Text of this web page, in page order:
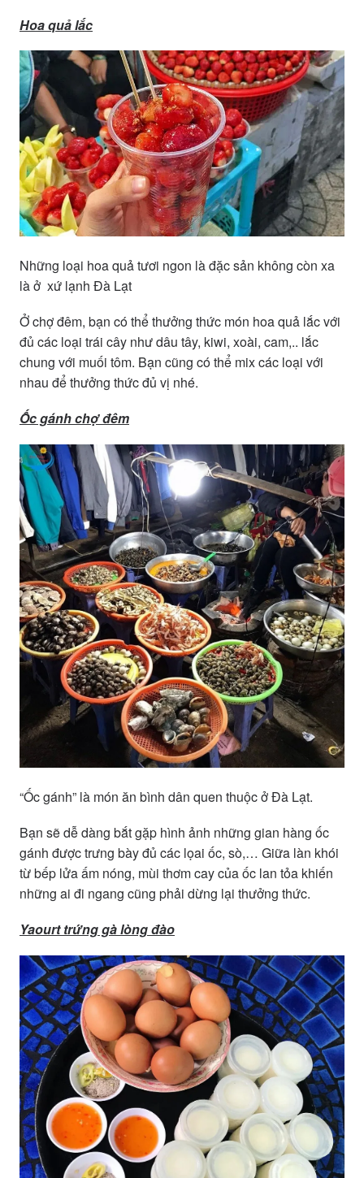
Hoa quả lắc
Những loại hoa quả tươi ngon là đặc sản không còn xa
là ở xứ lạnh Đà Lạt
Ở chợ đêm, bạn có thể thưởng thức món hoa quả lắc với
đủ các loại trái cây như dâu tây, kiwi, xoài, cam,.. lắc
chung với muối tôm. Bạn cũng có thể mix các loại với
nhau để thưởng thức đủ vị nhé.
Ốc gánh chợ đêm
“Ốc gánh” là món ăn bình dân quen thuộc ở Đà Lạt.
Bạn sẽ dễ dàng bắt gặp hình ảnh những gian hàng ốc
gánh được trưng bày đủ các lọai ốc, sò,… Giữa làn khói
từ bếp lửa ấm nóng, mùi thơm cay của ốc lan tỏa khiến
những ai đi ngang cũng phải dừng lại thưởng thức.
Yaourt trứng gà lòng đào